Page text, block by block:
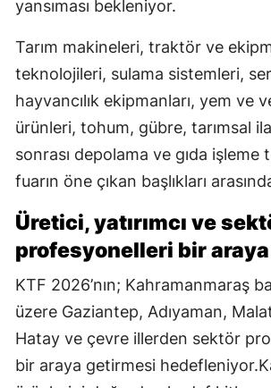
yansıması bekleniyor.
Tarım makineleri, traktör ve
teknolojileri, sulama sistemleri,
hayvancılık ekipmanları, yem ve
ürünleri, tohum, gübre, tarımsal
sonrası depolama ve gıda işleme
fuarın öne çıkan başlıkları
Üretici, yatırımcı ve
profesyonelleri bir
KTF 2026’nın; Kahramanmaraş
üzere Gaziantep, Adıyaman,
Hatay ve çevre illerden sektör
bir araya getirmesi